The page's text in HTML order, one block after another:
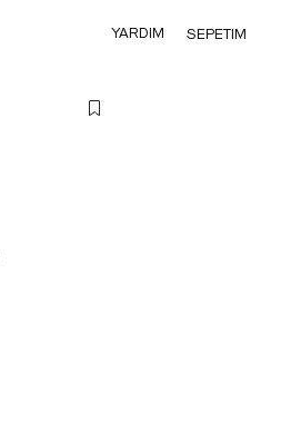
YARDIM SEPETIM